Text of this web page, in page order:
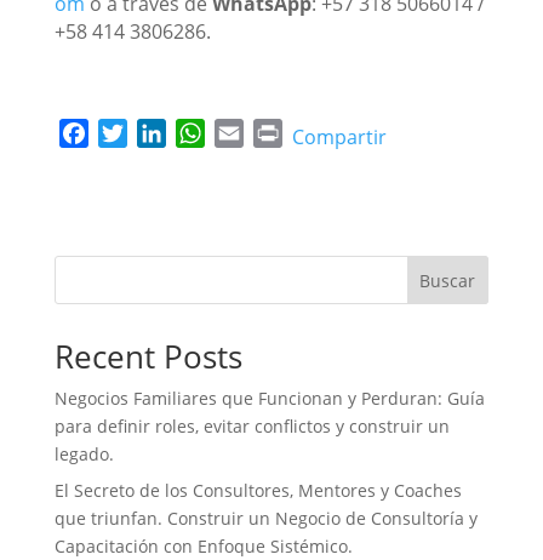
+58 414 3806286.
b
o
t
r
e
I
W
s
p
l
P
t
Compartir
Buscar
Recent Posts
Negocios Familiares que Funcionan y Perduran: Guía
para definir roles, evitar conflictos y construir un
legado.
El Secreto de los Consultores, Mentores y Coaches
que triunfan. Construir un Negocio de Consultoría y
Capacitación con Enfoque Sistémico.